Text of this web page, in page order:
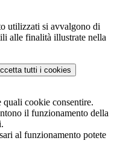
utilizzati si avvalgono di
alle finalità illustrate nella
tutti i cookies
quali cookie consentire.
il funzionamento della
al funzionamento potete